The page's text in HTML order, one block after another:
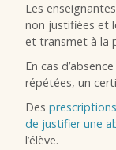
Les
non justifiées et
et transmet à la
En cas
répétées, un
Des
de justifier une
l’élève.